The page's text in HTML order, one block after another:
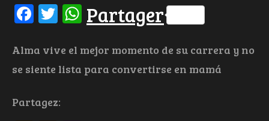
Facebook
Twitter
WhatsApp
Partager
Alma vive el mejor momento de su carrera y no
se siente lista para convertirse en mamá
Partagez: